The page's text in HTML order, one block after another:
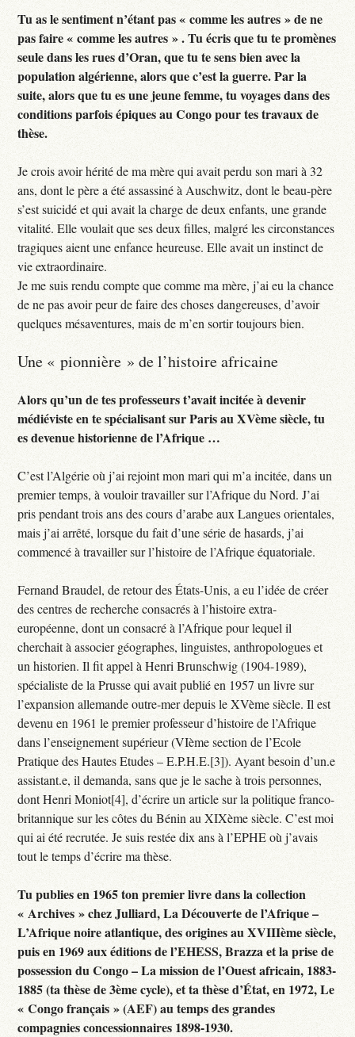
Tu as le sentiment n’étant pas « comme les autres » de ne
pas faire « comme les autres » . Tu écris que tu te promènes
seule dans les rues d’Oran, que tu te sens bien avec la
population algérienne, alors que c’est la guerre. Par la
suite, alors que tu es une jeune femme, tu voyages dans des
conditions parfois épiques au Congo pour tes travaux de
thèse.
Je crois avoir hérité de ma mère qui avait perdu son mari à 32
ans, dont le père a été assassiné à Auschwitz, dont le beau-père
s’est suicidé et qui avait la charge de deux enfants, une grande
vitalité. Elle voulait que ses deux filles, malgré les circonstances
tragiques aient une enfance heureuse. Elle avait un instinct de
vie extraordinaire.
Je me suis rendu compte que comme ma mère, j’ai eu la chance
de ne pas avoir peur de faire des choses dangereuses, d’avoir
quelques mésaventures, mais de m’en sortir toujours bien.
Une « pionnière » de l’histoire africaine
Alors qu’un de tes professeurs t’avait incitée à devenir
médiéviste en te spécialisant sur Paris au XVème siècle, tu
es devenue historienne de l’Afrique …
C’est l’Algérie où j’ai rejoint mon mari qui m’a incitée, dans un
premier temps, à vouloir travailler sur l’Afrique du Nord. J’ai
pris pendant trois ans des cours d’arabe aux Langues orientales,
mais j’ai arrêté, lorsque du fait d’une série de hasards, j’ai
commencé à travailler sur l’histoire de l’Afrique équatoriale.
Fernand Braudel, de retour des États-Unis, a eu l’idée de créer
des centres de recherche consacrés à l’histoire extra-
européenne, dont un consacré à l’Afrique pour lequel il
cherchait à associer géographes, linguistes, anthropologues et
un historien. Il fit appel à Henri Brunschwig (1904-1989),
spécialiste de la Prusse qui avait publié en 1957 un livre sur
l’expansion allemande outre-mer depuis le XVème siècle. Il est
devenu en 1961 le premier professeur d’histoire de l’Afrique
dans l’enseignement supérieur (VIème section de l’Ecole
Pratique des Hautes Etudes – E.P.H.E.[3]). Ayant besoin d’un.e
assistant.e, il demanda, sans que je le sache à trois personnes,
dont Henri Moniot[4], d’écrire un article sur la politique franco-
britannique sur les côtes du Bénin au XIXème siècle. C’est moi
qui ai été recrutée. Je suis restée dix ans à l’EPHE où j’avais
tout le temps d’écrire ma thèse.
Tu publies en 1965 ton premier livre dans la collection
« Archives » chez Julliard, La Découverte de l’Afrique –
L’Afrique noire atlantique, des origines au XVIIIème siècle,
puis en 1969 aux éditions de l’EHESS, Brazza et la prise de
possession du Congo – La mission de l’Ouest africain, 1883-
1885 (ta thèse de 3ème cycle), et ta thèse d’État, en 1972, Le
« Congo français » (AEF) au temps des grandes
compagnies concessionnaires 1898-1930.